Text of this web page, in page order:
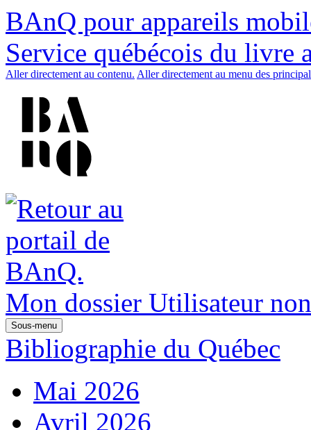
BAnQ pour appareils
Service québécois du livre
Aller directement au contenu. Aller directement au menu des
Mon dossier Utilisateur
Sous-menu
Bibliographie du Québec
Mai 2026
Avril 2026